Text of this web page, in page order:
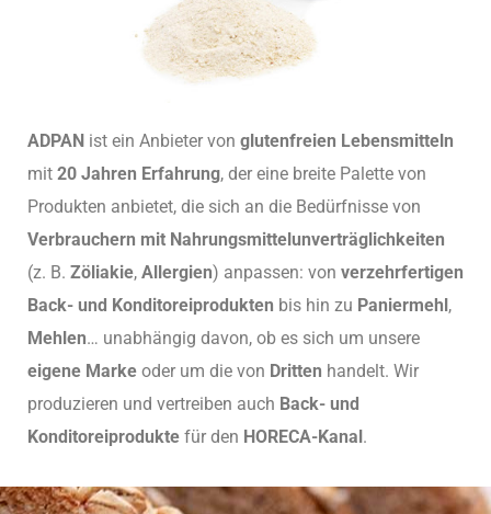
ADPAN ist ein Anbieter von glutenfreien Lebensmitteln
mit 20 Jahren Erfahrung, der eine breite Palette von
Produkten anbietet, die sich an die Bedürfnisse von
Verbrauchern mit Nahrungsmittelunverträglichkeiten
(z. B. Zöliakie, Allergien) anpassen: von verzehrfertigen
Back- und Konditoreiprodukten bis hin zu Paniermehl,
Mehlen… unabhängig davon, ob es sich um unsere
eigene Marke oder um die von Dritten handelt. Wir
produzieren und vertreiben auch Back- und
Konditoreiprodukte für den HORECA-Kanal.